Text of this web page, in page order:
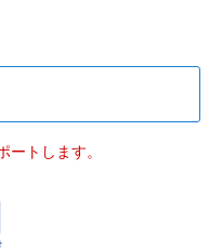
トします。